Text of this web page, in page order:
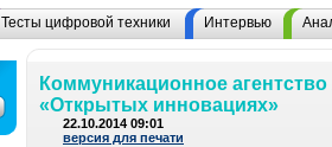
Тесты цифровой техники Интервью
Коммуникационное
«Открытых инновациях»
22.10.2014 09:01
версия для печати